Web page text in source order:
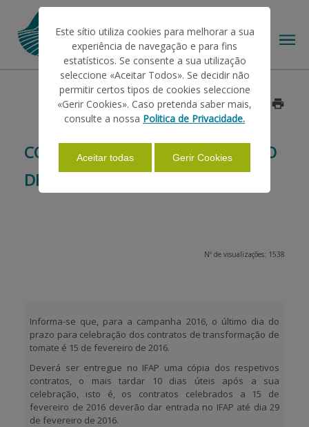
AJUDAS/APOIOS
INFORMAÇÕES
APOIO AO BENEFICIÁRIO
Entrar / Registar
CONTRATOS DE TRANSFORMAÇÃO
DE TOMATE
Data: 2016/02/12
Nº de visualizações: 1538
Informa-se que, para a campanha 2016, o último dia do
prazo para celebração dos contratos de transformação de
tomate é 15 de fevereiro de 2016.
Deverá ser entregue no IFAP uma cópia dos respetivos
contratos, o mais tardar 10 dias úteis após a sua
celebração, isto é, os contratos celebrados a 15 de
fevereiro de 2016 deverão dar entrada no IFAP até dia 29
de fevereiro de 2016.
Este sítio utiliza cookies para melhorar a sua
experiência de navegação e para fins
estatísticos. Se consente a sua utilização
seleccione «Aceitar Todos». Se decidir não
permitir certos tipos de cookies seleccione
«Gerir Cookies». Caso pretenda saber mais,
consulte a nossa Politica de Privacidade.
Aceitar todas Gerir Cookies